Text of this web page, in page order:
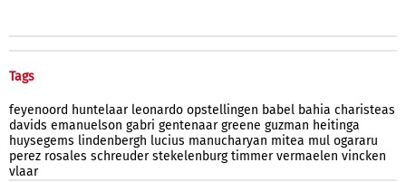
Tags
feyenoord huntelaar leonardo opstellingen babel bahia charisteas
davids emanuelson gabri gentenaar greene guzman heitinga
huysegems lindenbergh lucius manucharyan mitea mul ogararu
perez rosales schreuder stekelenburg timmer vermaelen vincken
vlaar